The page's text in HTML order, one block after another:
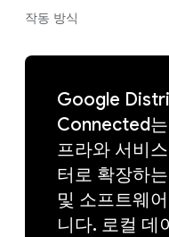
작동 방식
Google
Connected
프라와 서비
터로 확장하
및 소프트웨
니다. 로컬 데